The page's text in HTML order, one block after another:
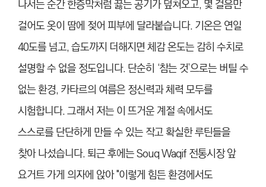
나서는 순간 한증막처럼 끓는 공기가 덮쳐오고, 몇 걸음만
걸어도 옷이 땀에 젖어 피부에 달라붙습니다. 기온은 연일
40도를 넘고, 습도까지 더해지면 체감 온도는 감히 수치로
설명할 수 없을 정도입니다. 단순히 ‘참는 것’으로는 버틸 수
없는 환경, 카타르의 여름은 정신력과 체력 모두를
시험합니다. 그래서 저는 이 뜨거운 계절 속에서도
스스로를 단단하게 만들 수 있는 작고 확실한 루틴들을
찾아 나섰습니다. 퇴근 후에는 Souq Waqif 전통시장 앞
요거트 가게 의자에 앉아 "이렇게 힘든 환경에서도